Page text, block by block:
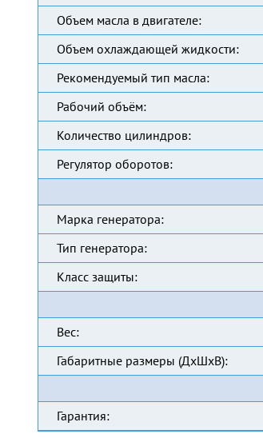
Объем масла в двигателе:
Объем охлаждающей жидкости:
Рекомендуемый тип масла:
Рабочий объём:
Количество цилиндров:
Регулятор оборотов:
Марка генератора:
Тип генератора:
Класс защиты:
Вес:
Габаритные размеры (ДхШхВ):
Гарантия: